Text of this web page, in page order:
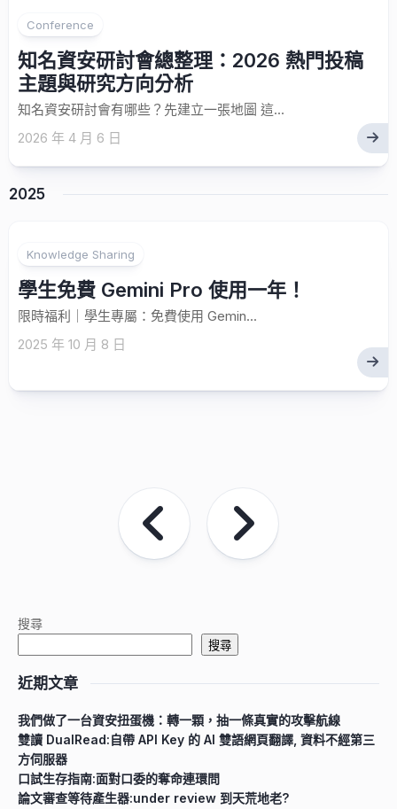
Conference
知名資安研討會總整理：2026 熱門投稿
主題與研究方向分析
知名資安研討會有哪些？先建立一張地圖 這...
2026 年 4 月 6 日
2025
Knowledge Sharing
學生免費 Gemini Pro 使用一年！
限時福利｜學生專屬：免費使用 Gemin...
2025 年 10 月 8 日
搜尋
搜尋
近期文章
我們做了一台資安扭蛋機：轉一顆，抽一條真實的攻擊航線
雙讀 DualRead:自帶 API Key 的 AI 雙語網頁翻譯, 資料不經第三
方伺服器
口試生存指南:面對口委的奪命連環問
論文審查等待產生器:under review 到天荒地老?